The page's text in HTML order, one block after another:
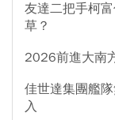
友達二把手柯
草？
2026前進大南
佳世達集團艦
入